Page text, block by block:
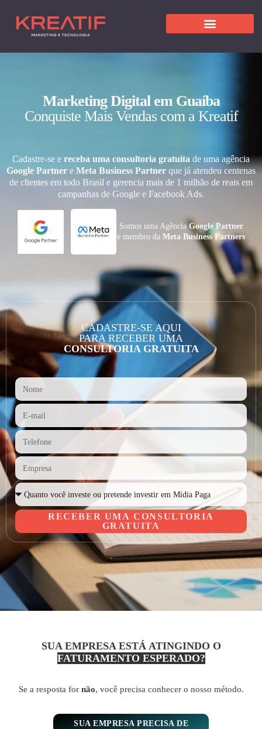
Marketing Digital em Guaíba
Conquiste Mais Vendas com a Kreatif
Cadastre-se e receba uma consultoria gratuita de uma agência
Google Partner e Meta Business Partner que já atendeu centenas
de clientes em todo Brasil e gerencia mais de 1 milhão de reais em
campanhas de Google e Facebook Ads.
Somos uma AgênciaGoogle Partner
e membro daMeta Business Partners
CADASTRE-SE AQUI
PARA RECEBER UMA
CONSULTORIA GRATUITA
RECEBER UMA CONSULTORIA
GRATUITA
SUA EMPRESA ESTÁ ATINGINDO O
FATURAMENTO ESPERADO?
Se a resposta for não, você precisa conhecer o nosso método.
SUA EMPRESA PRECISA DE